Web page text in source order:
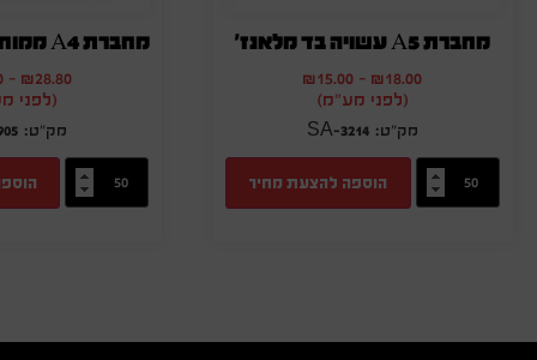
מחברת A5 עשויה בד מלאנז'
₪18.00
-
₪15.00
(לפני מע"מ)
SA-3214
הוספה להצעת מחיר
₪28.80
-
(לפני